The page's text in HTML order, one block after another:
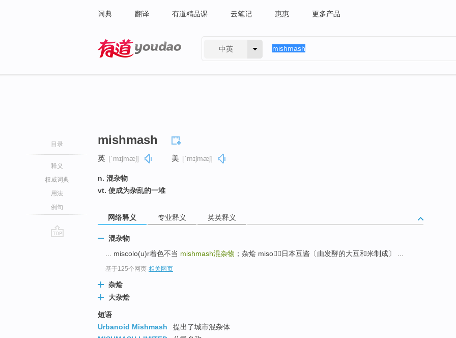
词典 翻译 有道精品课 云笔记 惠惠 更多产品
中英
目录
释义
权威词典
用法
例句
mishmash
英 [ˈmɪʃmæʃ] 美 [ˈmɪʃmæʃ]
n. 混杂物
vt. 使成为杂乱的一堆
网络释义 专业释义 英英释义
混杂物
... miscolo(u)r着色不当 mishmash混杂物 ；杂烩 miso日本豆酱〔由发酵的大豆和米制成〕 ...
基于125个网页-相关网页
杂烩
大杂烩
短语
Urbanoid Mishmash
提出了城市混杂体